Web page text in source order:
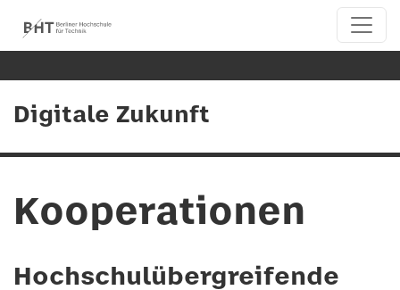
Digitale Zukunft
Kooperationen
Hochschulübergreifende